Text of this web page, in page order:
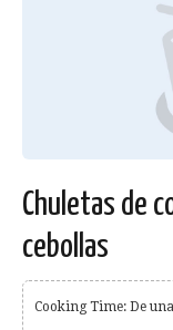
Chuletas de
cebollas
Cooking Time: De